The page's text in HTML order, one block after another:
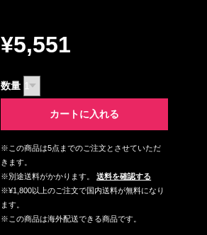
¥5,551
数量
カートに入れる
※この商品は5点までのご注文とさせていただ
きます。
※別途送料がかかります。
送料を確認する
※¥1,800以上のご注文で国内送料が無料になり
ます。
※この商品は海外配送できる商品です。